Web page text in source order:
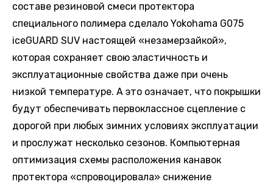
составе резиновой смеси протектора
специального полимера сделало Yokohama G075
iceGUARD SUV настоящей «незамерзайкой»,
которая сохраняет свою эластичность и
эксплуатационные свойства даже при очень
низкой температуре. А это означает, что покрышки
будут обеспечивать первоклассное сцепление с
дорогой при любых зимних условиях эксплуатации
и прослужат несколько сезонов. Компьютерная
оптимизация схемы расположения канавок
протектора «спровоцировала» снижение